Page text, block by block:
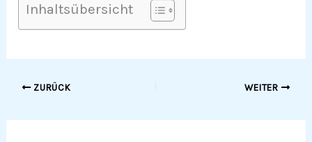
Inhaltsübersicht
ZURÜCK WEITER